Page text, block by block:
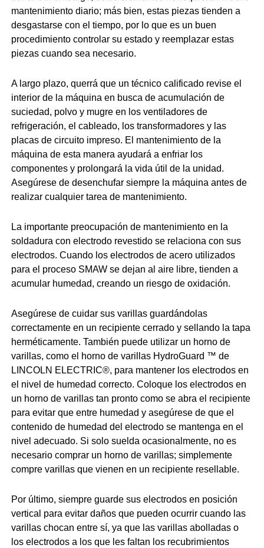
mantenimiento diario; más bien, estas piezas tienden a
desgastarse con el tiempo, por lo que es un buen
procedimiento controlar su estado y reemplazar estas
piezas cuando sea necesario.
A largo plazo, querrá que un técnico calificado revise el
interior de la máquina en busca de acumulación de
suciedad, polvo y mugre en los ventiladores de
refrigeración, el cableado, los transformadores y las
placas de circuito impreso. El mantenimiento de la
máquina de esta manera ayudará a enfriar los
componentes y prolongará la vida útil de la unidad.
Asegúrese de desenchufar siempre la máquina antes de
realizar cualquier tarea de mantenimiento.
La importante preocupación de mantenimiento en la
soldadura con electrodo revestido se relaciona con sus
electrodos. Cuando los electrodos de acero utilizados
para el proceso SMAW se dejan al aire libre, tienden a
acumular humedad, creando un riesgo de oxidación.
Asegúrese de cuidar sus varillas guardándolas
correctamente en un recipiente cerrado y sellando la tapa
herméticamente. También puede utilizar un horno de
varillas, como el horno de varillas HydroGuard ™ de
LINCOLN ELECTRIC®, para mantener los electrodos en
el nivel de humedad correcto. Coloque los electrodos en
un horno de varillas tan pronto como se abra el recipiente
para evitar que entre humedad y asegúrese de que el
contenido de humedad del electrodo se mantenga en el
nivel adecuado. Si solo suelda ocasionalmente, no es
necesario comprar un horno de varillas; simplemente
compre varillas que vienen en un recipiente resellable.
Por último, siempre guarde sus electrodos en posición
vertical para evitar daños que pueden ocurrir cuando las
varillas chocan entre sí, ya que las varillas abolladas o
los electrodos a los que les faltan los recubrimientos